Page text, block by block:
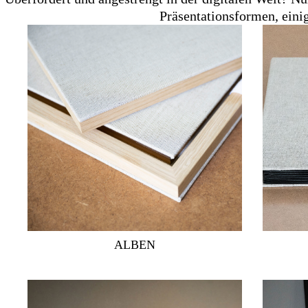
Präsentationsformen,
ALBEN